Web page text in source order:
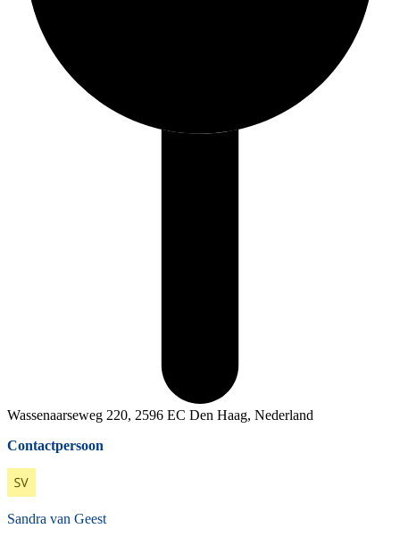
Wassenaarseweg 220, 2596 EC Den Haag, Nederland
Contactpersoon
Sandra van Geest